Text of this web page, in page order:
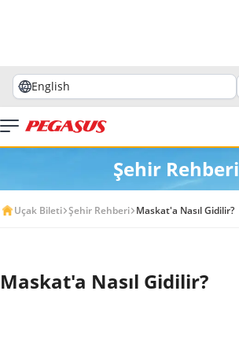
English
Şehir Rehberi
Uçak Bileti Şehir Rehberi Maskat'a Nasıl Gidilir?
Maskat'a Nasıl Gidilir?